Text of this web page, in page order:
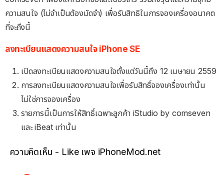
ความสนใจ (ไม่จำเป็นต้องมัดจำ) เพื่อรับสิทธิในการจองเครื่องอนาคต
ที่จะถึงนี้
ลงทะเบียนแสดงความสนใจ iPhone SE
เปิดลงทะเบียนแสดงความสนใจตั้งแต่วันนี้ถึง 12 เมษายน 2559
การลงทะเบียนแสดงความสนใจเพื่อรับสิทธิ์จองเครื่องเท่านั้น
ไม่ใช่การจองเครื่อง
รายการนี้เป็นการให้สิทธิ์เฉพาะลูกค้า iStudio by comseven
และ iBeat เท่านั้น
ความคิดเห็น - Like เพจ iPhoneMod.net